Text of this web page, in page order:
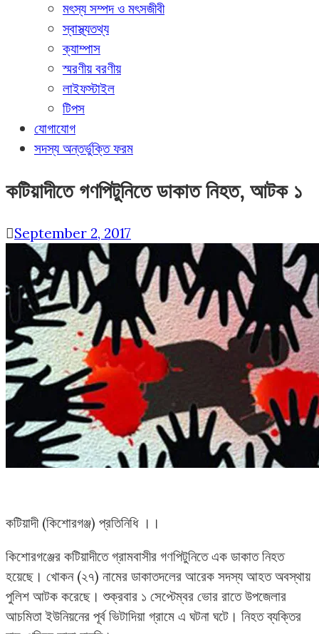
মৎস্য সম্পদ ও মৎসজীবী
স্বাস্থ্যতথ্য
ক্যাম্পাস
স্মরণীয় বরণীয়
লাইফস্টাইল
টিপস
যোগাযোগ
সদস্য অন্তর্ভুক্তি ফরম
কটিয়াদীতে গণপিটুনিতে ডাকাত নিহত, আটক ১
September 2, 2017
কটিয়াদী (কিশোরগঞ্জ) প্রতিনিধি ।।
কিশোরগঞ্জের কটিয়াদীতে গ্রামবাসীর গণপিটুনিতে এক ডাকাত নিহত
হয়েছে। খোকন (২৭) নামের ডাকাতদলের আরেক সদস্য আহত অবস্থায়
পুলিশ আটক করেছে। শুক্রবার ১ সেপ্টেম্বর ভোর রাতে উপজেলার
আচমিতা ইউনিয়নের পূর্ব ভিটাদিয়া গ্রামে এ ঘটনা ঘটে। নিহত ব্যক্তির